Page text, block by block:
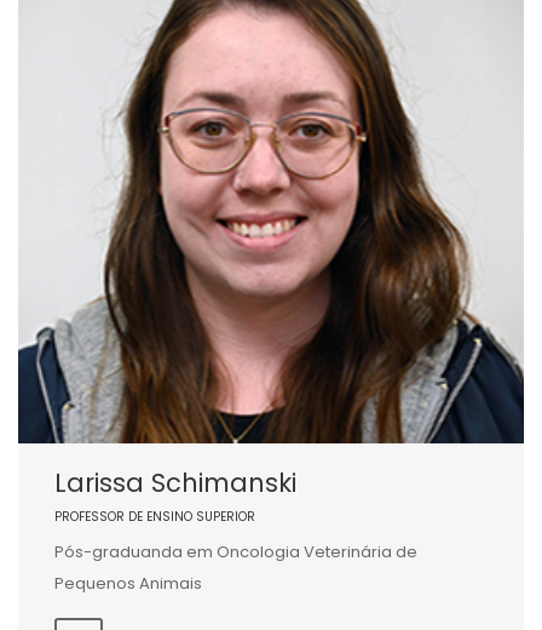
Larissa Schimanski
PROFESSOR DE ENSINO SUPERIOR
Pós-graduanda em Oncologia Veterinária de
Pequenos Animais